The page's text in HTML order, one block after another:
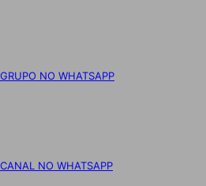
GRUPO NO WHATSAPP
CANAL NO WHATSAPP